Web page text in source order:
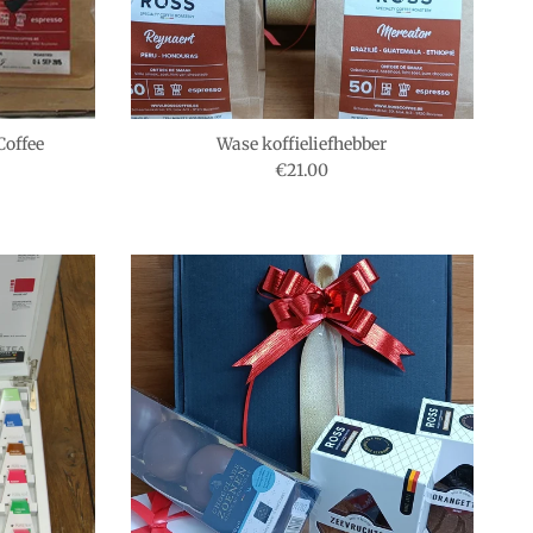
Wase koffieliefhebber
Reguliere prijs
€21.00